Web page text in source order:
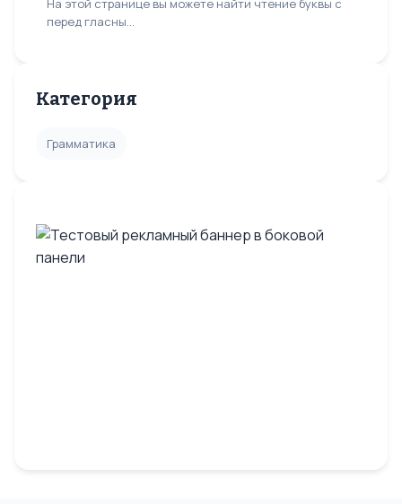
На этой странице вы можете найти чтение буквы с
перед гласны...
Категория
Грамматика